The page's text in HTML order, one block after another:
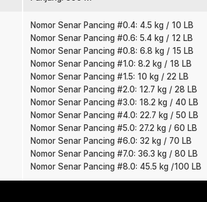
Casting Jauh
presisi agar lebih licin saat keluar dari spool.
Sangat cocok untuk teknik mancing aktif.
stretch rendah sehingga lebih sensitif
terasa di tangan. Hookset jadi lebih responsif dan
Asin
air tawar maupun air asin. Tetap tangguh
karang. Cocok untuk pemancing harian maupun
line kecil hingga besar sesuai target ikan. Bisa
ikan laut besar. Tinggal sesuaikan dengan reel
Nomor Senar Pancing #0.4: 4.5 kg / 10 LB
Nomor Senar Pancing #0.6: 5.4 kg / 12 LB
Nomor Senar Pancing #0.8: 6.8 kg / 15 LB
Nomor Senar Pancing #1.0: 8.2 kg / 18 LB
Nomor Senar Pancing #1.5: 10 kg / 22 LB
Nomor Senar Pancing #2.0: 12.7 kg / 28 LB
Nomor Senar Pancing #3.0: 18.2 kg / 40 LB
Nomor Senar Pancing #4.0: 22.7 kg / 50 LB
Nomor Senar Pancing #5.0: 27.2 kg / 60 LB
Nomor Senar Pancing #6.0: 32 kg / 70 LB
Nomor Senar Pancing #7.0: 36.3 kg / 80 LB
Nomor Senar Pancing #8.0: 45.5 kg /100 LB